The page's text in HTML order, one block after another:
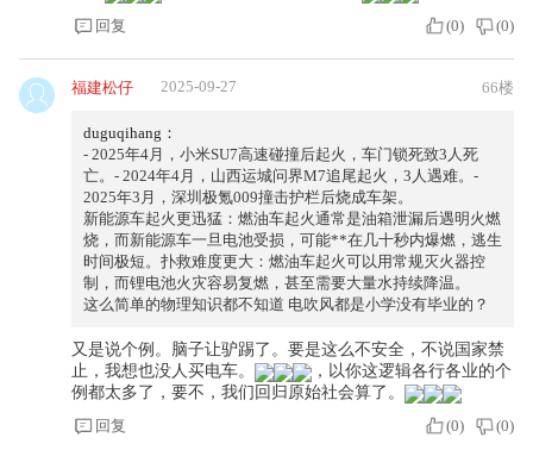
回复
(0) (0)
福建松仔 2025-09-27 66楼
duguqihang：
- 2025年4月，小米SU7高速碰撞后起火，车门锁死致3人死
亡。- 2024年4月，山西运城问界M7追尾起火，3人遇难。-
2025年3月，深圳极氪009撞击护栏后烧成车架。
新能源车起火更迅猛：燃油车起火通常是油箱泄漏后遇明火燃
烧，而新能源车一旦电池受损，可能**在几十秒内爆燃，逃生
时间极短。扑救难度更大：燃油车起火可以用常规灭火器控
制，而锂电池火灾容易复燃，甚至需要大量水持续降温。
这么简单的物理知识都不知道 电吹风都是小学没有毕业的？
又是说个例。脑子让驴踢了。要是这么不安全，不说国家禁
止，我想也没人买电车。
，以你这逻辑各行各业的个
例都太多了，要不，我们回归原始社会算了。
回复
(0) (0)